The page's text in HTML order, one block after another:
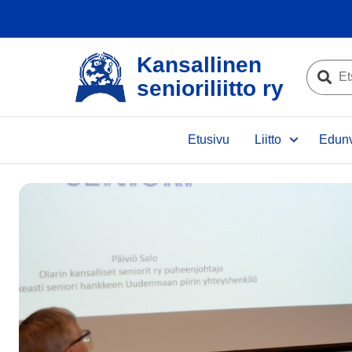
Kansallinen
senioriliitto ry
Etsi
sivustolta
Etusivu Liitto